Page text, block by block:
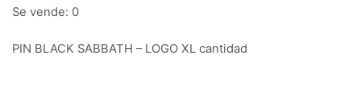
Se vende: 0
PIN BLACK SABBATH – LOGO XL cantidad